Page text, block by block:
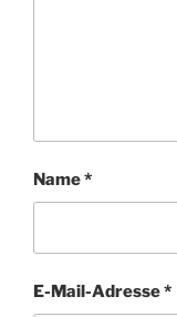
Name*
E-Mail-Adresse*